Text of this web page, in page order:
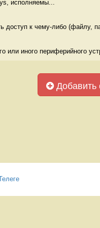
исполняемы...
доступ к чему-либо (файлу,
или иного периферийного
Добавить